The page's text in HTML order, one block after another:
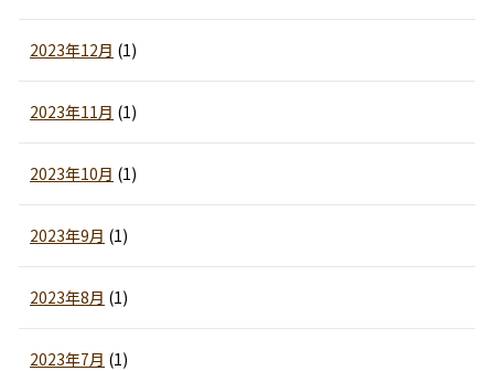
2023年12月 (1)
2023年11月 (1)
2023年10月 (1)
2023年9月 (1)
2023年8月 (1)
2023年7月 (1)